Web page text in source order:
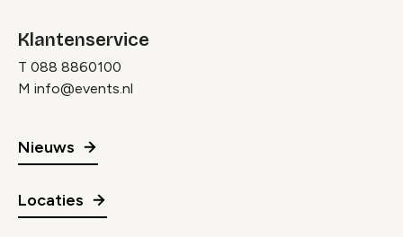
Klantenservice
T 088 8860100
M info@events.nl
Nieuws
Locaties